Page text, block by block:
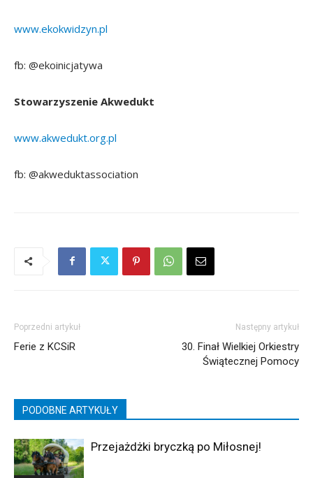
www.ekokwidzyn.pl
fb: @ekoinicjatywa
Stowarzyszenie Akwedukt
www.akwedukt.org.pl
fb: @akweduktassociation
Poprzedni artykuł
Ferie z KCSiR
Następny artykuł
30. Finał Wielkiej Orkiestry
Świątecznej Pomocy
PODOBNE ARTYKUŁY
Przejażdżki bryczką po Miłosnej!